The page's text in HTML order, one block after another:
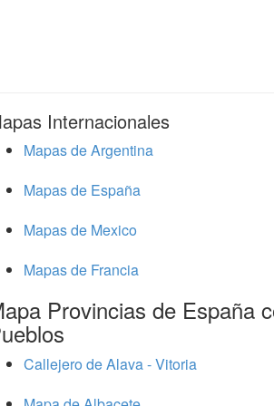
Internacionales
Mapas de Argentina
Mapas de España
Mapas de Mexico
Mapas de Francia
Provincias de España
Callejero de Alava - Vitoria